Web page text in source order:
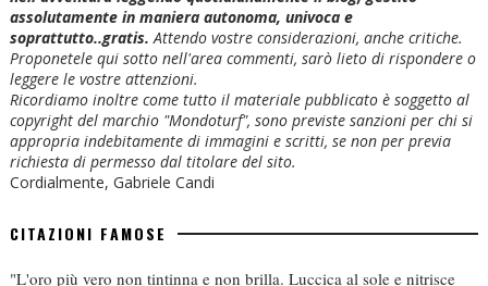
assolutamente in maniera autonoma, univoca e
soprattutto..gratis. Attendo vostre considerazioni, anche critiche.
Proponetele qui sotto nell'area commenti, sarò lieto di rispondere o
leggere le vostre attenzioni.
Ricordiamo inoltre come tutto il materiale pubblicato è soggetto al
copyright del marchio "Mondoturf", sono previste sanzioni per chi si
appropria indebitamente di immagini e scritti, se non per previa
richiesta di permesso dal titolare del sito.
Cordialmente, Gabriele Candi
CITAZIONI FAMOSE
"L'oro più vero non tintinna e non brilla. Luccica al sole e nitrisce